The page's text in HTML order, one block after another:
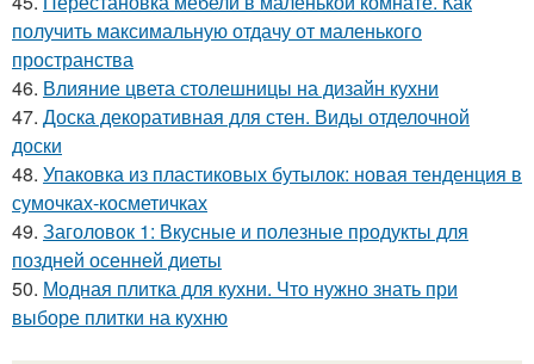
получить максимальную отдачу от маленького
пространства
46. Влияние цвета столешницы на дизайн кухни
47. Доска декоративная для стен. Виды отделочной
доски
48. Упаковка из пластиковых бутылок: новая тенденция в
сумочках-косметичках
49. Заголовок 1: Вкусные и полезные продукты для
поздней осенней диеты
50. Модная плитка для кухни. Что нужно знать при
выборе плитки на кухню